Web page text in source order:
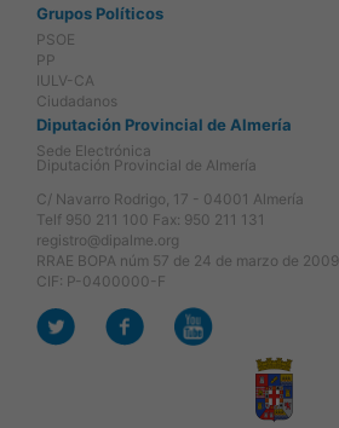
Grupos Políticos
PSOE
PP
IULV-CA
Ciudadanos
Diputación Provincial de Almería
Sede Electrónica
Diputación Provincial de Almería
C/ Navarro Rodrigo, 17 - 04001 Almería
Telf 950 211 100 Fax: 950 211 131
registro@dipalme.org
RRAE BOPA núm 57 de 24 de marzo de 2009
CIF: P-0400000-F